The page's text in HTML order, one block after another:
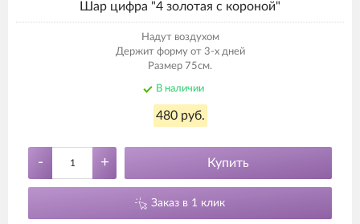
Шар цифра "4 золотая с короной"
Надут воздухом
Держит форму от 3-х дней
Размер 75см.
В наличии
480 руб.
- + Купить
Заказ в 1 клик